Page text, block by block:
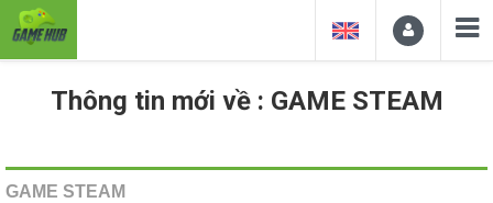
Thông tin mới về : GAME STEAM
GAME STEAM